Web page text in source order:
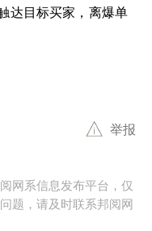
达目标买家，离爆单
举报
网系信息发布平台，仅
题，请及时联系邦阅网